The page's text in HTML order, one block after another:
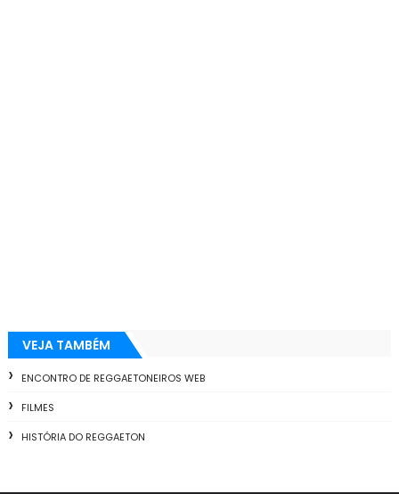
VEJA TAMBÉM
ENCONTRO DE REGGAETONEIROS WEB
FILMES
HISTÓRIA DO REGGAETON